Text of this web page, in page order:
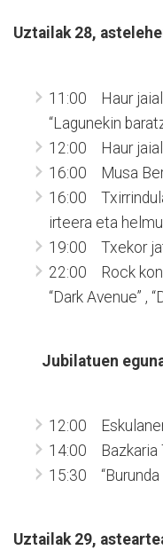
Uztailak 28,
11:00 Haur
“Lagunekin
12:00 Haur
16:00 Musa
16:00
irteera eta
19:00 Txekor
22:00 Rock
“Dark Avenue” ,
Jubilatuen
12:00
14:00 Bazkaria
15:30 “Burunda
Uztailak 29,